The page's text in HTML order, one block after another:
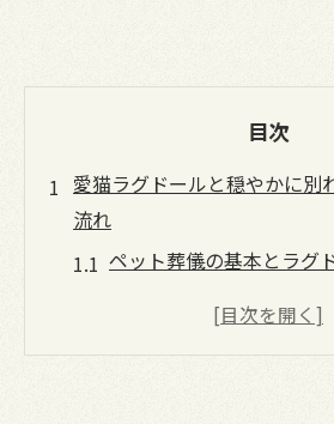
目次
愛猫ラグドールと穏やかに別
流れ
ペット葬儀の基本とラグ
愛知県で安心できるペッ